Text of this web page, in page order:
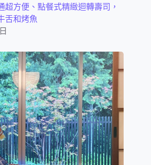
超方便、點餐式精緻迴轉壽司，
舌和烤魚